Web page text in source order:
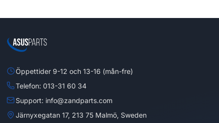
Öppettider 9-12 och 13-16 (mån-fre)
Telefon: 013-31 60 34
Support: info@zandparts.com
Järnyxegatan 17, 213 75 Malmö, Sweden